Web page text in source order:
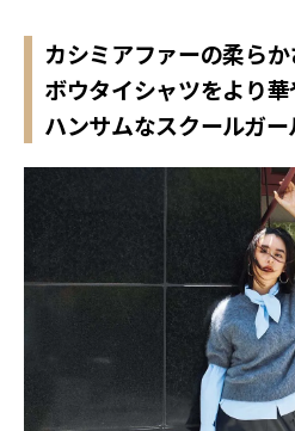
カシミアファーの柔ら
ボウタイシャツをより
ハンサムなスクールガ